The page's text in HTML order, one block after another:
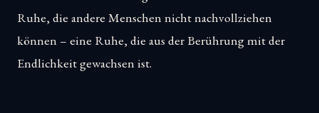
Ruhe, die andere Menschen nicht nachvollziehen
können – eine Ruhe, die aus der Berührung mit der
Endlichkeit gewachsen ist.